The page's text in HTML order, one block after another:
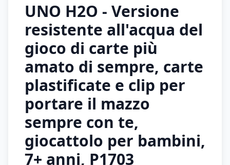
UNO H2O - Versione
resistente all'acqua del
gioco di carte più
amato di sempre, carte
plastificate e clip per
portare il mazzo
sempre con te,
giocattolo per bambini,
7+ anni, P1703